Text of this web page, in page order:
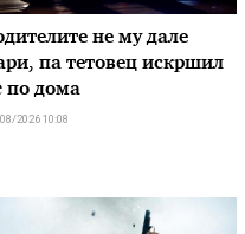
не му дале
па тетовец искршил
по дома
2026 10:08